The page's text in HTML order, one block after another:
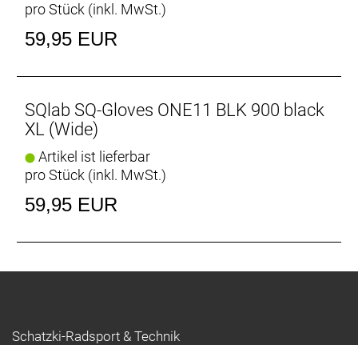
pro Stück (inkl. MwSt.)
59,95 EUR
SQlab SQ-Gloves ONE11 BLK 900 black
XL (Wide)
Artikel ist lieferbar
pro Stück (inkl. MwSt.)
59,95 EUR
Schatzki-Radsport & Technik